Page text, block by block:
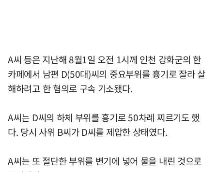
A씨 등은 지난해 8월1일 오전 1시께 인천 강화군의 한
카페에서 남편 D(50대)씨의 중요부위를 흉기로 잘라 살
해하려고 한 혐의로 구속 기소됐다.
A씨는 D씨의 하체 부위를 흉기로 50차례 찌르기도 했
다. 당시 사위 B씨가 D씨를 제압한 상태였다.
A씨는 또 절단한 부위를 변기에 넣어 물을 내린 것으로